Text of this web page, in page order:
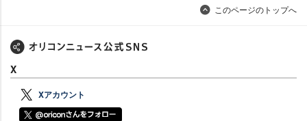
このページのトップへ
X
Xアカウント